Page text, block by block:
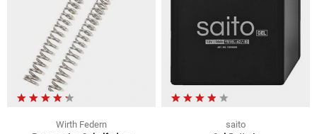
Wirth Federn
saito